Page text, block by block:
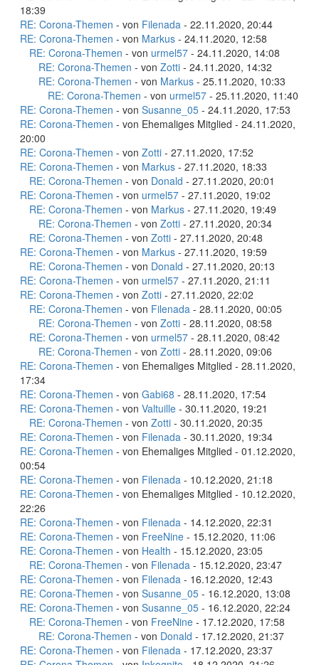
18:39
RE: Corona-Themen - von Filenada - 22.11.2020, 20:44
RE: Corona-Themen - von Markus - 24.11.2020, 12:58
RE: Corona-Themen - von urmel57 - 24.11.2020, 14:08
RE: Corona-Themen - von Zotti - 24.11.2020, 14:32
RE: Corona-Themen - von Markus - 25.11.2020, 10:33
RE: Corona-Themen - von urmel57 - 25.11.2020, 11:40
RE: Corona-Themen - von Susanne_05 - 24.11.2020, 17:53
RE: Corona-Themen - von Ehemaliges Mitglied - 24.11.2020,
20:00
RE: Corona-Themen - von Zotti - 27.11.2020, 17:52
RE: Corona-Themen - von Markus - 27.11.2020, 18:33
RE: Corona-Themen - von Donald - 27.11.2020, 20:01
RE: Corona-Themen - von urmel57 - 27.11.2020, 19:02
RE: Corona-Themen - von Markus - 27.11.2020, 19:49
RE: Corona-Themen - von Zotti - 27.11.2020, 20:34
RE: Corona-Themen - von Zotti - 27.11.2020, 20:48
RE: Corona-Themen - von Markus - 27.11.2020, 19:59
RE: Corona-Themen - von Donald - 27.11.2020, 20:13
RE: Corona-Themen - von urmel57 - 27.11.2020, 21:11
RE: Corona-Themen - von Zotti - 27.11.2020, 22:02
RE: Corona-Themen - von Filenada - 28.11.2020, 00:05
RE: Corona-Themen - von Zotti - 28.11.2020, 08:58
RE: Corona-Themen - von urmel57 - 28.11.2020, 08:42
RE: Corona-Themen - von Zotti - 28.11.2020, 09:06
RE: Corona-Themen - von Ehemaliges Mitglied - 28.11.2020,
17:34
RE: Corona-Themen - von Gabi68 - 28.11.2020, 17:54
RE: Corona-Themen - von Valtuille - 30.11.2020, 19:21
RE: Corona-Themen - von Zotti - 30.11.2020, 20:35
RE: Corona-Themen - von Filenada - 30.11.2020, 19:34
RE: Corona-Themen - von Ehemaliges Mitglied - 01.12.2020,
00:54
RE: Corona-Themen - von Filenada - 10.12.2020, 21:18
RE: Corona-Themen - von Ehemaliges Mitglied - 10.12.2020,
22:26
RE: Corona-Themen - von Filenada - 14.12.2020, 22:31
RE: Corona-Themen - von FreeNine - 15.12.2020, 11:06
RE: Corona-Themen - von Health - 15.12.2020, 23:05
RE: Corona-Themen - von Filenada - 15.12.2020, 23:47
RE: Corona-Themen - von Filenada - 16.12.2020, 12:43
RE: Corona-Themen - von Susanne_05 - 16.12.2020, 13:08
RE: Corona-Themen - von Susanne_05 - 16.12.2020, 22:24
RE: Corona-Themen - von FreeNine - 17.12.2020, 17:58
RE: Corona-Themen - von Donald - 17.12.2020, 21:37
RE: Corona-Themen - von Filenada - 17.12.2020, 23:37